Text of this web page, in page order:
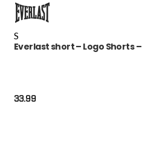
S
Everlast short – Logo Shorts
33.99